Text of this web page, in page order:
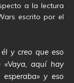
a la lectura
escrito por el
y creo que eso
«Vaya, aquí hay
y eso